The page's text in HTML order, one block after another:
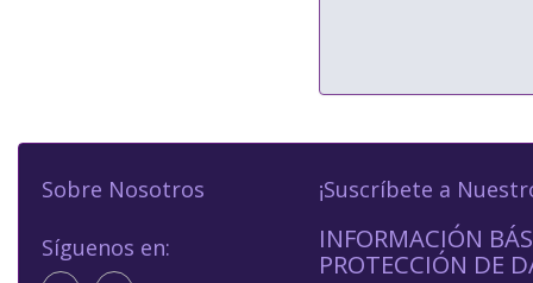
Sobre Nosotros
Síguenos en:
¡Suscríbete a
INFORMACIÓN
PROTECCIÓN DE